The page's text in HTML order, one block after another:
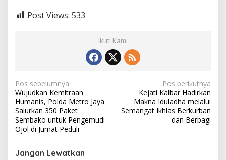
Post Views: 533
Ikuti Kami
N
a
v
i
Pos sebelumnya
Wujudkan Kemitraan
Humanis, Polda Metro Jaya
Salurkan 350 Paket
Sembako untuk Pengemudi
Ojol di Jumat Peduli
Pos berikutnya
Kejati Kalbar Hadirkan
Makna Iduladha melalui
Semangat Ikhlas Berkurban
dan Berbagi
Jangan Lewatkan